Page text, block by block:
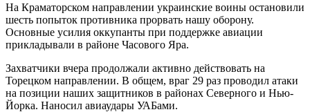
На Краматорском направлении украинские воины остановили
шесть попыток противника прорвать нашу оборону.
Основные усилия оккупанты при поддержке авиации
прикладывали в районе Часового Яра.
Захватчики вчера продолжали активно действовать на
Торецком направлении. В общем, враг 29 раз проводил атаки
на позиции наших защитников в районах Северного и Нью-
Йорка. Наносил авиаудары УАБами.